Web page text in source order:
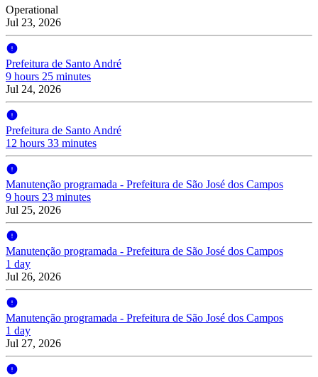
Operational
Jul 23, 2026
Prefeitura de Santo André
9 hours 25 minutes
Jul 24, 2026
Prefeitura de Santo André
12 hours 33 minutes
Manutenção programada - Prefeitura de São José dos Campos
9 hours 23 minutes
Jul 25, 2026
Manutenção programada - Prefeitura de São José dos Campos
1 day
Jul 26, 2026
Manutenção programada - Prefeitura de São José dos Campos
1 day
Jul 27, 2026